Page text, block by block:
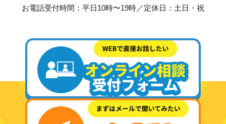
お電話受付時間：平日10時〜19時／定休日：土日・祝